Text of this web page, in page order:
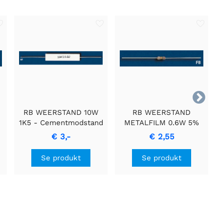

RB WEERSTAND 10W
1K5 - Cementmodstand
med Keramisk
Indkapsling
€ 3,-
Se produkt
RB WEERSTAND
METALFILM 0.6W 5%
2K2 Modstand
€ 2,55
Se produkt